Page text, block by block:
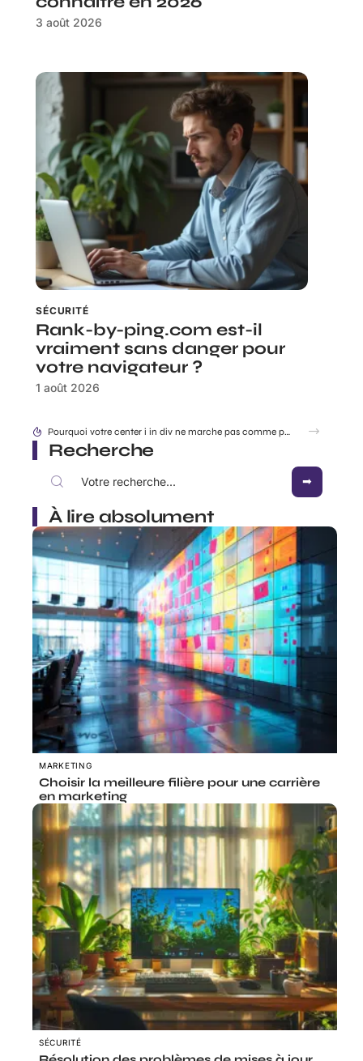
3 août 2026
SÉCURITÉ
Rank-by-ping.com est-il
vraiment sans danger pour
votre navigateur ?
1 août 2026
Accéder à 192.168.1..109 en toute sécurité : les réglages à connaître en 2026
Recherche
À lire absolument
MARKETING
Choisir la meilleure filière pour une carrière
en marketing
SÉCURITÉ